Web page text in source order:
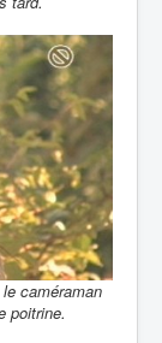
caméraman
poitrine.